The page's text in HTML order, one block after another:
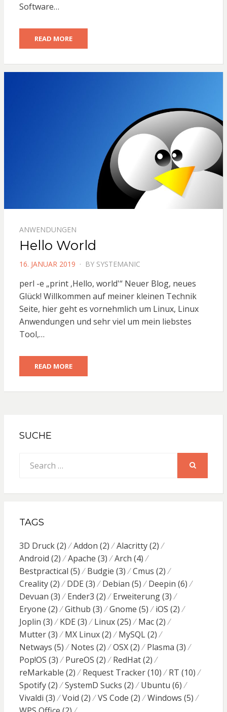
Software…
READ MORE
ANWENDUNGEN
Hello World
POSTED
16. JANUAR 2019 BY SYSTEMANIC
perl -e „print ‚Hello, world'“ Neuer Blog, neues
Glück! Willkommen auf meiner kleinen Technik
Seite, hier geht es vornehmlich um Linux, Linux
Anwendungen und sehr viel um mein liebstes
Tool,…
READ MORE
SUCHE
for:
TAGS
3D Druck(2) Addon (2) Alacritty(2)
Android (2) Apache (3) Arch (4)
Bestpractical (5) Budgie (3) Cmus (2)
Creality(2) DDE (3) Debian (5) Deepin (6)
Devuan (3) Ender3 (2) Erweiterung(3)
Eryone (2) Github (3) Gnome (5) iOS (2)
Joplin (3) KDE (3) Linux(25) Mac(2)
Mutter(3) MX Linux(2) MySQL(2)
Netways (5) Notes (2) OSX(2) Plasma (3)
Pop!OS (3) PureOS (2) RedHat(2)
reMarkable (2) Request Tracker(10) RT (10)
Spotify(2) SystemD Sucks (2) Ubuntu (6)
Vivaldi (3) Void (2) VS Code (2) Windows (5)